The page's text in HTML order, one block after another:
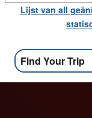
Lijst van all
Find Your Trip